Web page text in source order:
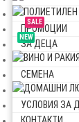
SALE
ПРОМОЦИИ
NEW
ЗА ДЕЦА
СЕМЕНА
УСЛОВИЯ ЗА